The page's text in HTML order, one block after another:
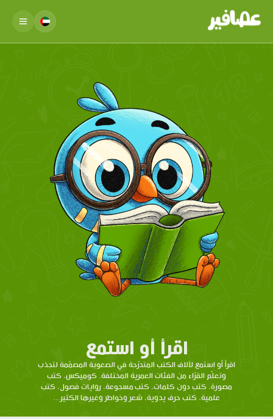
اقرأ أو استمع
اقرأ أو استمع لآلاف الكتب المتدرّحة في الصعوبة المصمّمة لتجذب
وتعلّم القرّاء من الفئات العمرية المختلفة. كوميكس، كتب
مصورة، كتب دون كلمات، كتب مسجوعة، روايات فصول، كتب
علمية، كتب حرف يدوية، شعر وخواطر وغيرها الكثير...